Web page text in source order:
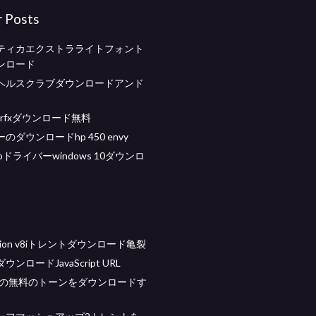
Posts
ィカエクストラライトフォント
ロード
ルスクラブダウンロードアンド
ダウンロード無料
のダウンロードhp 450 envy
ドライバーwindows 10ダウンロ
v8iトレントダウンロード亀裂
ウンロードJavaScript URL
無料のトーンをダウンロードす